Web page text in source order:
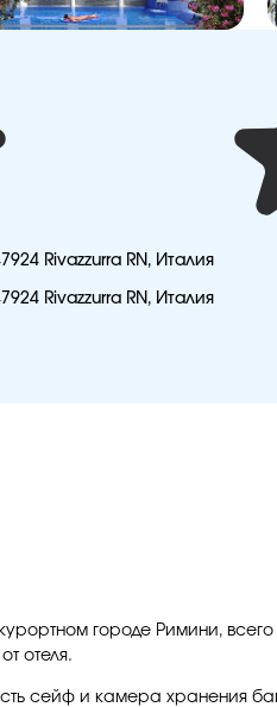
Rivazzurra RN, Италия
Rivazzurra RN, Италия
городе Римини,
отеля.
сейф и камера хранения